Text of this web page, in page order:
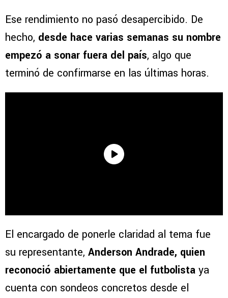
Ese rendimiento no pasó desapercibido. De
hecho, desde hace varias semanas su nombre
empezó a sonar fuera del país, algo que
terminó de confirmarse en las últimas horas.
El encargado de ponerle claridad al tema fue
su representante, Anderson Andrade, quien
reconoció abiertamente que el futbolista ya
cuenta con sondeos concretos desde el